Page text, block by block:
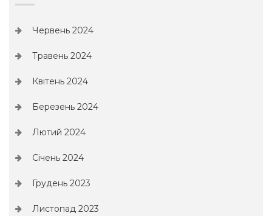
Червень 2024
Травень 2024
Квітень 2024
Березень 2024
Лютий 2024
Січень 2024
Грудень 2023
Листопад 2023